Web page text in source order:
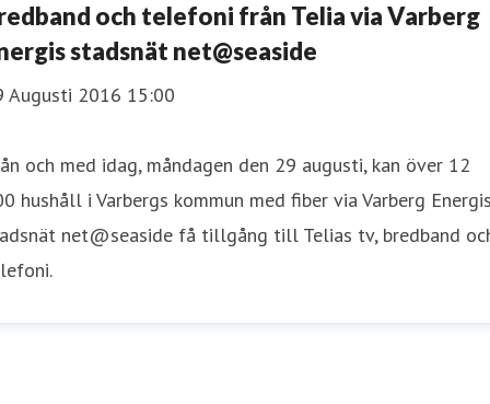
och telefoni från Telia via Varberg
stadsnät net@seaside
Augusti 2016 15:00
och med idag, måndagen den 29 augusti, kan över 12
hushåll i Varbergs kommun med fiber via Varberg
net@seaside få tillgång till Telias tv, bredband